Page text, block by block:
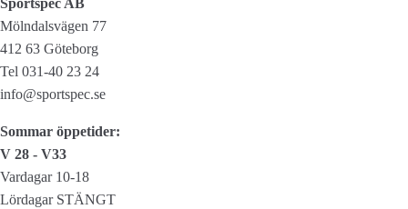
Outer
holes
mängd
Sportspec AB
Mölndalsvägen 77
412 63 Göteborg
Tel 031-40 23 24
info@sportspec.se
Sommar öppetider:
V 28 - V33
Vardagar 10-18
Lördagar STÄNGT